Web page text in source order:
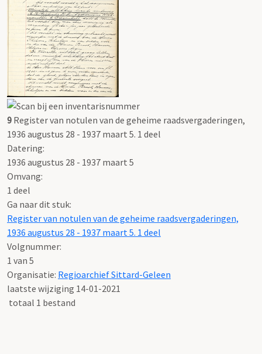
9 Register van notulen van de geheime raadsvergaderingen,
1936 augustus 28 - 1937 maart 5. 1 deel
Datering:
1936 augustus 28 - 1937 maart 5
Omvang:
1 deel
Ga naar dit stuk:
Register van notulen van de geheime raadsvergaderingen,
1936 augustus 28 - 1937 maart 5. 1 deel
Volgnummer:
1 van 5
Organisatie: Regioarchief Sittard-Geleen
laatste wijziging 14-01-2021
totaal 1 bestand